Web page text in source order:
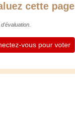
cette page
vous pour voter